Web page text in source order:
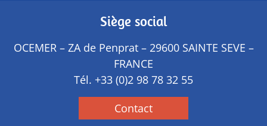
Siège social
OCEMER – ZA de Penprat – 29600 SAINTE SEVE –
FRANCE
Tél. +33 (0)2 98 78 32 55
Contact